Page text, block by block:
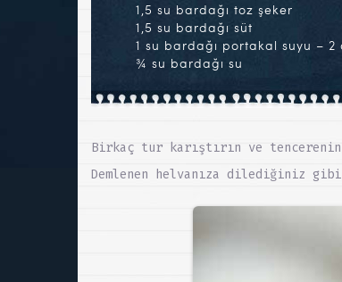
1,5 su bardağı toz şeker
1,5 su bardağı süt
1 su bardağı portakal suyu –
¾ su bardağı su
Birkaç tur karıştırın ve tencerenin
Demlenen helvanıza dilediğiniz